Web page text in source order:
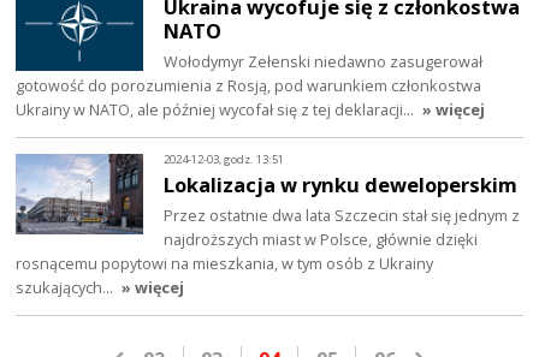
Ukraina wycofuje się z członkostwa
NATO
Wołodymyr Zełenski niedawno zasugerował
gotowość do porozumienia z Rosją, pod warunkiem członkostwa
Ukrainy w NATO, ale później wycofał się z tej deklaracji… » więcej
2024-12-03, godz. 13:51
Lokalizacja w rynku deweloperskim
Przez ostatnie dwa lata Szczecin stał się jednym z
najdroższych miast w Polsce, głównie dzięki
rosnącemu popytowi na mieszkania, w tym osób z Ukrainy
szukających… » więcej